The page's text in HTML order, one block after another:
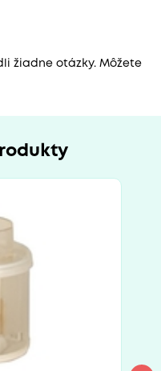
žiadne otázky. Môžete